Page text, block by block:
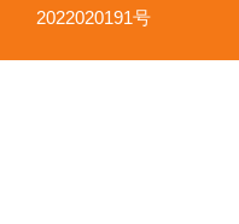
2022020191号